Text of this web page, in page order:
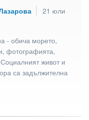
21 юли
- обича морето,
фотографията,
живот и
са задължителна